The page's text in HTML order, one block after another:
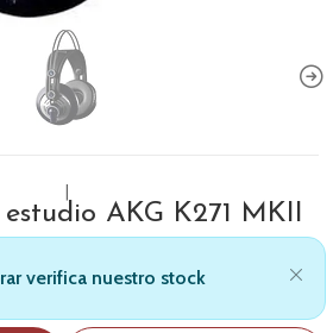
AKG K271 MKII
verifica nuestro stock